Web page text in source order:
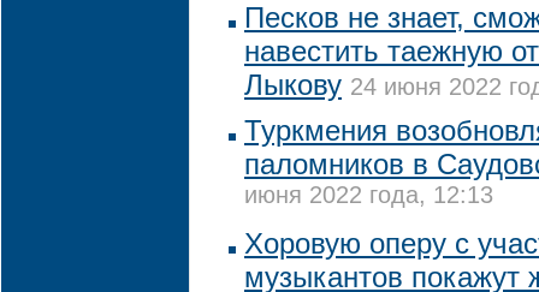
Песков не знает,
навестить таежную
Лыкову 24 июня 2022
Туркмения
паломников в
июня 2022 года, 12:13
Хоровую оперу с
музыкантов покажут